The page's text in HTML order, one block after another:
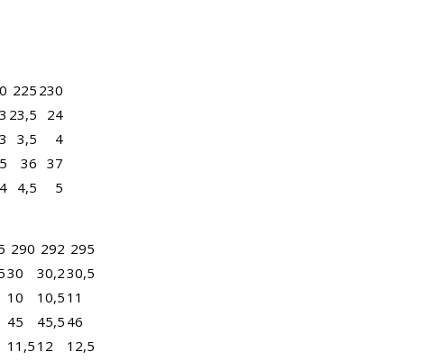
225 230
23,5
24
3 3,5
4
36 37
4 4,5 5
290 292 295
30 30,230,5
10 10,5 11
45 45,5 46
11,5 12 12,5